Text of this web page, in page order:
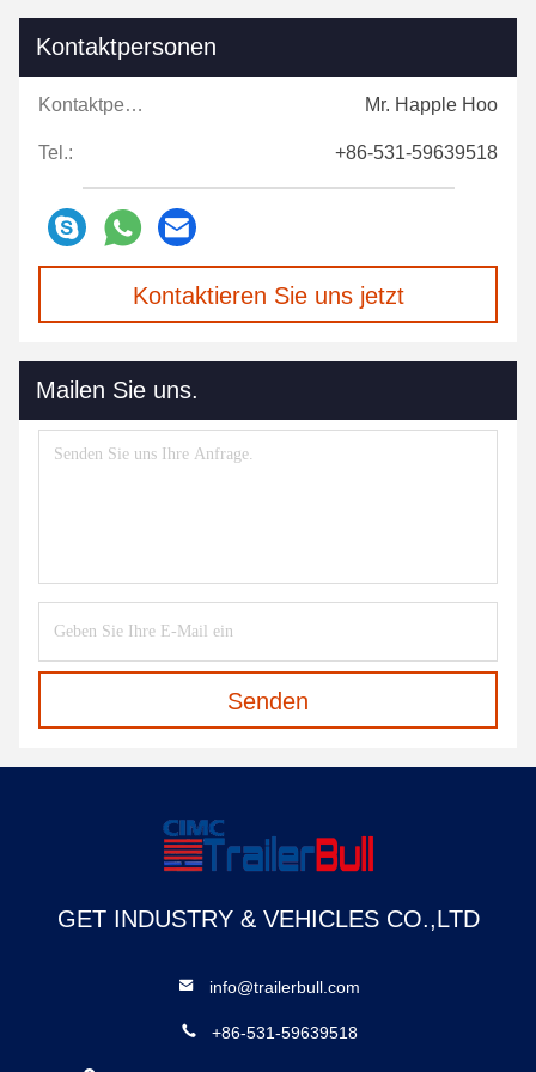
Kontaktpersonen
Kontaktpersonen: Mr. Happle Hoo
Tel.: +86-531-59639518
Kontaktieren Sie uns jetzt
Mailen Sie uns.
Senden
GET INDUSTRY & VEHICLES CO.,LTD
info@trailerbull.com
+86-531-59639518